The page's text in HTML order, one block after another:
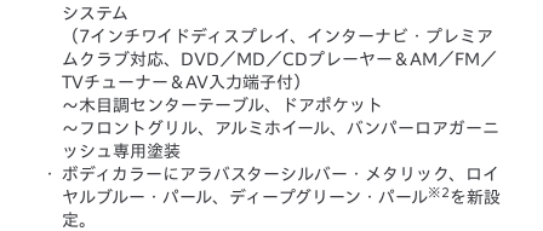
システム
（7インチワイドディスプレイ、インターナビ・プレミア
ムクラブ対応、DVD／MD／CDプレーヤー＆AM／FM／
TVチューナー＆AV入力端子付）
～木目調センターテーブル、ドアポケット
～フロントグリル、アルミホイール、バンパーロアガーニ
ッシュ専用塗装
・
ボディカラーにアラバスターシルバー・メタリック、ロイ
ヤルブルー・パール、ディープグリーン・パール※2 を新設
定。